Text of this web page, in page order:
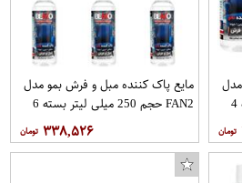
FAN2 حجم 250 میلی لیتر بسته 4
مایع پاک کننده مبل و فرش بمو مدل
FAN2 حجم 250 میلی لیتر بسته 6
۳۳۸,۵۲۶